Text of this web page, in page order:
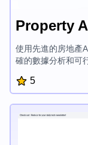
Property
使用先進的房地產
確的數據分析和可
鎖AI驅動的房地產
5